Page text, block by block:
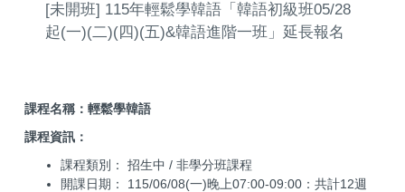
[未開班] 115年輕鬆學韓語「韓語初級班05/28
起(一)(二)(四)(五)&韓語進階一班」延長報名
課程名稱： 輕鬆學韓語
課程資訊：
課程類別： 招生中 / 非學分班課程
開課日期： 115/06/08(一)晚上07:00-09:00：共計12週